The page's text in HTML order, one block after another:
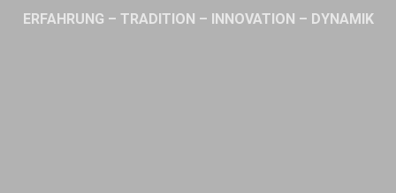
ERFAHRUNG – TRADITION – INNOVATION – DYNAMIK